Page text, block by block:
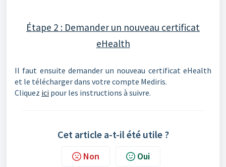
Étape 2 : Demander un nouveau certificat
eHealth
Il faut ensuite demander un nouveau certificat eHealth
et le télécharger dans votre compte Mediris.
Cliquez ici pour les instructions à suivre.
Cet article a-t-il été utile ?
Non Oui